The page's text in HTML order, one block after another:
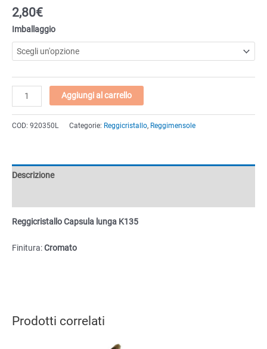
2,80€
Imballaggio
Reggicristallo
Capsula
lunga
K135
Aggiungi al carrello
COD: 920350L Categorie: Reggicristallo, Reggimensole
Descrizione
Reggicristallo Capsula lunga K135
Finitura:Cromato
Prodotti correlati